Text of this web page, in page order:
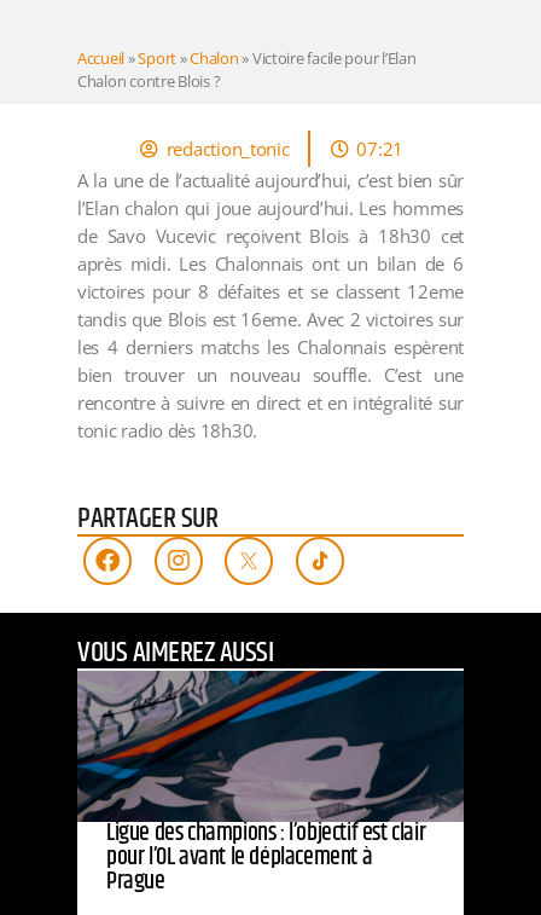
Accueil»Sport»Chalon»Victoire facile pour l’Elan
Chalon contre Blois ?
redaction_tonic
07:21
A la une de l’actualité aujourd’hui, c’est bien sûr
l’Elan chalon qui joue aujourd’hui. Les hommes
de Savo Vucevic reçoivent Blois à 18h30 cet
après midi. Les Chalonnais ont un bilan de 6
victoires pour 8 défaites et se classent 12eme
tandis que Blois est 16eme. Avec 2 victoires sur
les 4 derniers matchs les Chalonnais espèrent
bien trouver un nouveau souffle. C’est une
rencontre à suivre en direct et en intégralité sur
tonic radio dès 18h30.
PARTAGER SUR
VOUS AIMEREZ AUSSI
Ligue des champions : l’objectif est clair
pour l’OL avant le déplacement à
Prague